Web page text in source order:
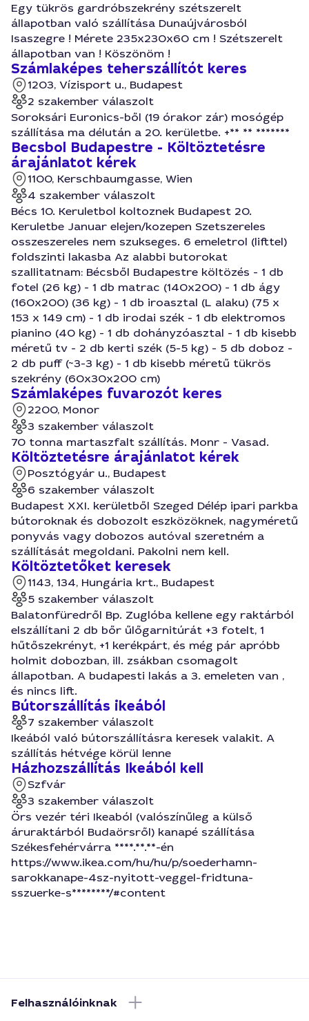
Egy tükrös gardróbszekrény szétszerelt
állapotban való szállítása Dunaújvárosból
Isaszegre ! Mérete 235x230x60 cm ! Szétszerelt
állapotban van ! Köszönöm !
Számlaképes teherszállítót keres
1203, Vízisport u., Budapest
2 szakember válaszolt
Soroksári Euronics-ből (19 órakor zár) mosógép
szállítása ma délután a 20. kerületbe. +** ** *******
Becsbol Budapestre - Költöztetésre
árajánlatot kérek
1100, Kerschbaumgasse, Wien
4 szakember válaszolt
Bécs 10. Keruletbol koltoznek Budapest 20.
Keruletbe Januar elejen/kozepen Szetszereles
osszeszereles nem szukseges. 6 emeletrol (lifttel)
foldszinti lakasba Az alabbi butorokat
szallitatnam: Bécsből Budapestre költözés - 1 db
fotel (26 kg) - 1 db matrac (140x200) - 1 db ágy
(160x200) (36 kg) - 1 db iroasztal (L alaku) (75 x
153 x 149 cm) - 1 db irodai szék - 1 db elektromos
pianino (40 kg) - 1 db dohányzóasztal - 1 db kisebb
méretű tv - 2 db kerti szék (5-5 kg) - 5 db doboz -
2 db puff (~3-3 kg) - 1 db kisebb méretű tükrös
szekrény (60x30x200 cm)
Számlaképes fuvarozót keres
2200, Monor
3 szakember válaszolt
70 tonna martaszfalt szállítás. Monr - Vasad.
Költöztetésre árajánlatot kérek
Posztógyár u., Budapest
6 szakember válaszolt
Budapest XXI. kerületből Szeged Délép ipari parkba
bútoroknak és dobozolt eszközöknek, nagyméretű
ponyvás vagy dobozos autóval szeretném a
szállítását megoldani. Pakolni nem kell.
Költöztetőket keresek
1143, 134, Hungária krt., Budapest
5 szakember válaszolt
Balatonfüredről Bp. Zuglóba kellene egy raktárból
elszállítani 2 db bőr űlőgarnitúrát +3 fotelt, 1
hűtőszekrényt, +1 kerékpárt, és még pár apróbb
holmit dobozban, ill. zsákban csomagolt
állapotban. A budapesti lakás a 3. emeleten van ,
és nincs lift.
Bútorszállítás ikeából
7 szakember válaszolt
Ikeából való bútorszállításra keresek valakit. A
szállítás hétvége körül lenne
Házhozszállítás Ikeából kell
Szfvár
3 szakember válaszolt
Örs vezér téri Ikeaból (valószínűleg a külső
áruraktárból Budaörsről) kanapé szállítása
Székesfehérvárra ****.**.**-én
https://www.ikea.com/hu/hu/p/soederhamn-
sarokkanape-4sz-nyitott-veggel-fridtuna-
sszuerke-s********/#content
Felhasználóinknak